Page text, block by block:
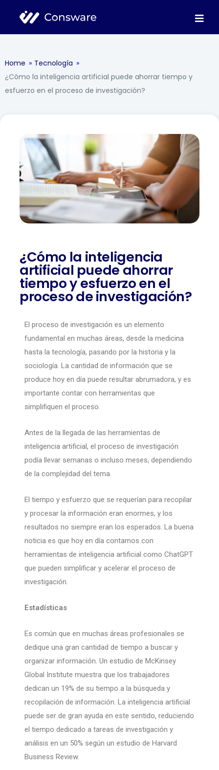
Home » Tecnología »
¿Cómo la inteligencia artificial puede ahorrar tiempo y
esfuerzo en el proceso de investigación?
¿Cómo la inteligencia
artificial puede ahorrar
tiempo y esfuerzo en el
proceso de investigación?
El proceso de investigación es un elemento
fundamental en muchas áreas, desde la medicina
hasta la tecnología, pasando por la historia y la
sociología. La cantidad de información que se
produce hoy en día puede resultar abrumadora, y es
importante contar con herramientas que
simplifiquen el proceso.
Antes de la llegada de las herramientas de
inteligencia artificial, el proceso de investigación
podía llevar semanas o incluso meses, dependiendo
de la complejidad del tema.
El tiempo y esfuerzo que se requerían para recopilar
y procesar la información eran enormes, y los
resultados no siempre eran los esperados. La buena
noticia es que hoy en día contamos con
herramientas de inteligencia artificial como ChatGPT
que pueden simplificar y acelerar el proceso de
investigación.
Estadísticas
Es común que en muchas áreas profesionales se
dedique una gran cantidad de tiempo a buscar y
organizar información. Un estudio de McKinsey
Global Institute muestra que los trabajadores
dedican un 19% de su tiempo a la búsqueda y
recopilación de información. La inteligencia artificial
puede ser de gran ayuda en este sentido, reduciendo
el tiempo dedicado a tareas de investigación y
análisis en un 50% según un estudio de Harvard
Business Review.